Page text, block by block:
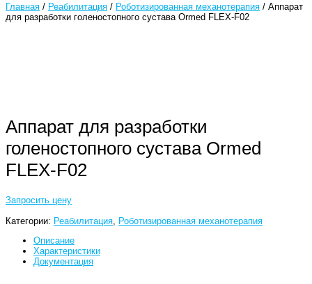
Главная / Реабилитация / Роботизированная механотерапия / Аппарат
для разработки голеностопного сустава Ormed FLEX-F02
Аппарат для разработки
голеностопного сустава Ormed
FLEX-F02
Запросить цену
Категории: Реабилитация Роботизированная механотерапия
Описание
Характеристики
Документация